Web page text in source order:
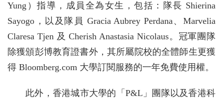
Yung）指導，成員全為女生，包括：隊長 Shierina
Sayogo，以及隊員 Gracia Aubrey Perdana、Marvelia
Claresa Tjen 及 Cherish Anastasia Nicolaus。冠軍團隊
除獲頒彭博教育證書外，其所屬院校的全體師生更獲
得 Bloomberg.com 大學訂閱服務的一年免費使用權。
此外，香港城市大學的「P&L」團隊以及香港科